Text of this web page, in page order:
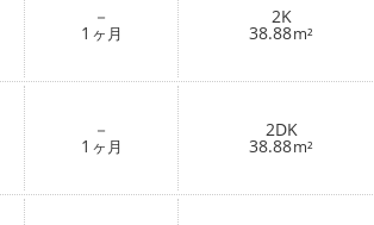
－
1 ヶ月
2K
38.88m²
－
1 ヶ月
2DK
38.88m²